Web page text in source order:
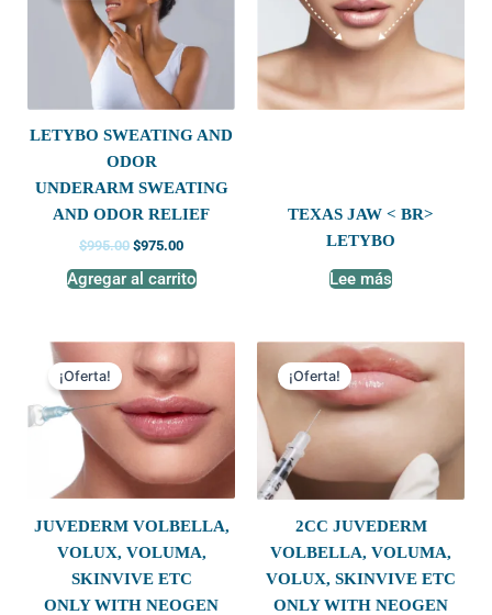
LETYBO SWEATING AND
ODOR
UNDERARM SWEATING
AND ODOR RELIEF
$995.00
$995.00.
$975.00
Agregar al carrito
TEXAS JAW < BR>
LETYBO
Lee más
¡Oferta!
JUVEDERM VOLBELLA,
VOLUX, VOLUMA,
SKINVIVE ETC
ONLY WITH NEOGEN
Original
price
was:
$650.00.
price
is:
$375.00.
¡Oferta!
2CC JUVEDERM
VOLBELLA, VOLUMA,
VOLUX, SKINVIVE ETC
ONLY WITH NEOGEN
Original
price
was:
$1,100.00.
price
is: